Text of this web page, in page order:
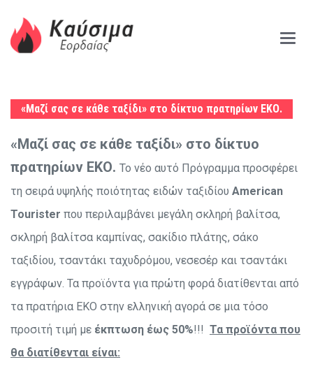
Main
Menu
«Μαζί σας σε κάθε ταξίδι» στο δίκτυο πρατηρίων ΕΚΟ.
«Μαζί σας σε κάθε ταξίδι» στο δίκτυο
πρατηρίων ΕΚΟ. Το νέο αυτό Πρόγραμμα προσφέρει
τη σειρά υψηλής ποιότητας ειδών ταξιδίου American
Tourister που περιλαμβάνει μεγάλη σκληρή βαλίτσα,
σκληρή βαλίτσα καμπίνας, σακίδιο πλάτης, σάκο
ταξιδίου, τσαντάκι ταχυδρόμου, νεσεσέρ και τσαντάκι
εγγράφων. Τα προϊόντα για πρώτη φορά διατίθενται από
τα πρατήρια ΕΚΟ στην ελληνική αγορά σε μια τόσο
προσιτή τιμή με έκπτωση έως 50%!!! Τα προϊόντα που
θα διατίθενται είναι: